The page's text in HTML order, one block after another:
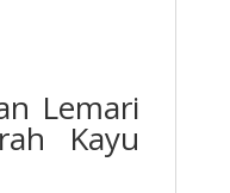
Lemari
Kayu